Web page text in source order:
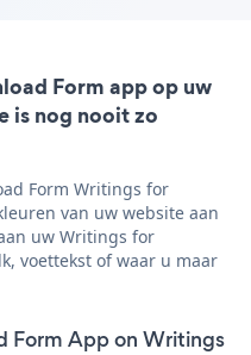
Form app op uw
is nog nooit zo
Form Writings for
van uw website aan
uw Writings for
voettekst of waar u maar
Form App on Writings